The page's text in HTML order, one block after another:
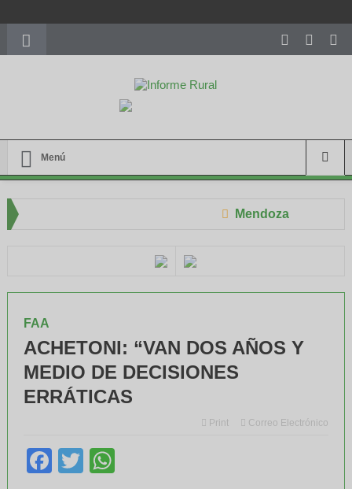
is also available with delicate watches for
for sale in usa recognized command with
dining room table ceremony. welcome to our
Menú
Mendoza
FAA
ACHETONI: “VAN DOS AÑOS Y
MEDIO DE DECISIONES
ERRÁTICAS
Print Correo Electrónico
Facebook
TwitterWhatsApp